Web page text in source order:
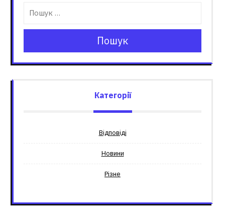
Пошук
Категорії
Відповіді
Новини
Різне